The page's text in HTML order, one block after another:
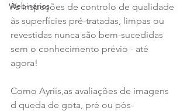
Webinários
As inspeções de controlo de qualidade
às superfícies pré-tratadas, limpas ou
revestidas nunca são bem-sucedidas
sem o conhecimento prévio - até
agora!
Como Ayríís,as avaliações de imagens
d queda de gota, pré ou pós-